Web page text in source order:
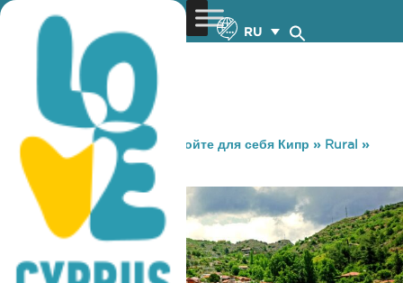
RU
You are here: Home »Откройте для себя Кипр » Rural »
Деревни» Деревня Фини